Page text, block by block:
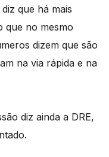
que há mais
que no mesmo
dizem que são
na via rápida e na
diz ainda a DRE,